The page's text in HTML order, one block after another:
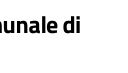
di